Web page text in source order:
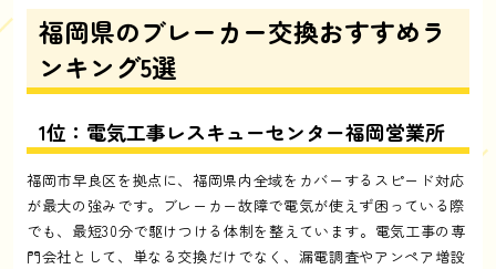
福岡県のブレーカー交換おすすめラ
ンキング5選
1位：電気工事レスキューセンター福岡営業所
福岡市早良区を拠点に、福岡県内全域をカバーするスピード対応
が最大の強みです。ブレーカー故障で電気が使えず困っている際
でも、最短30分で駆けつける体制を整えています。電気工事の専
門会社として、単なる交換だけでなく、漏電調査やアンペア増設